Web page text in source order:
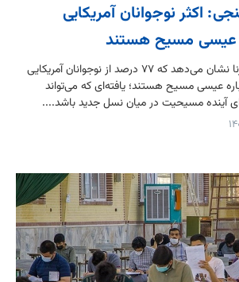
اکثر نوجوانان آمریکایی
مسیح هستند
نظرسنجی جدید گروه بارنا نشان می‌دهد که ۷۷ درصد از نوجوانان آمریکایی
عیسی مسیح هستند؛ یافته‌ای که می‌تواند
آینده مسیحیت در میان نسل جدید باشد....